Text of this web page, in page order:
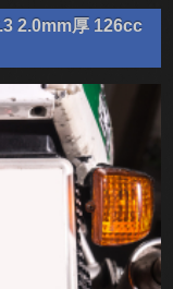
2.0mm厚 126cc